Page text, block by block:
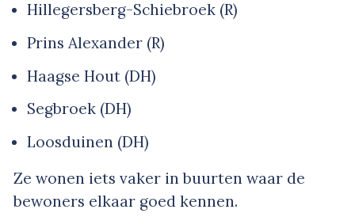
Hillegersberg-Schiebroek (R)
Prins Alexander (R)
Haagse Hout (DH)
Segbroek (DH)
Loosduinen (DH)
Ze wonen iets vaker in buurten waar de
bewoners elkaar goed kennen.